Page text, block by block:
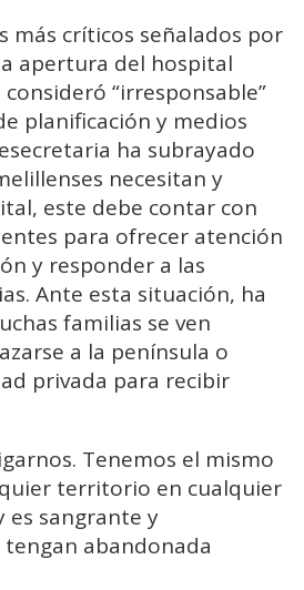
más críticos señalados por
apertura del hospital
“irresponsable”
planificación y medios
ha subrayado
necesitan y
este debe contar con
para ofrecer atención
y responder a las
Ante esta situación, ha
familias se ven
a la península o
privada para recibir
Tenemos el mismo
territorio en cualquier
es sangrante y
abandonada